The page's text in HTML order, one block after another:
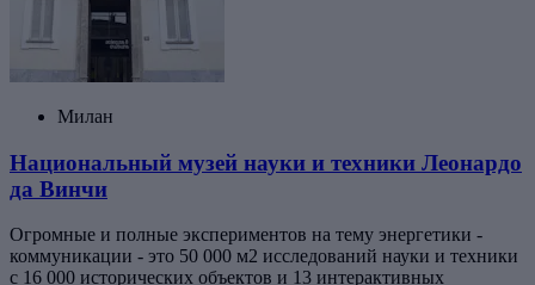
Милан
Национальный музей науки и техники Леонардо
да Винчи
Огромные и полные экспериментов на тему энергетики -
коммуникации - это 50 000 м2 исследований науки и техники
с 16 000 исторических объектов и 13 интерактивных